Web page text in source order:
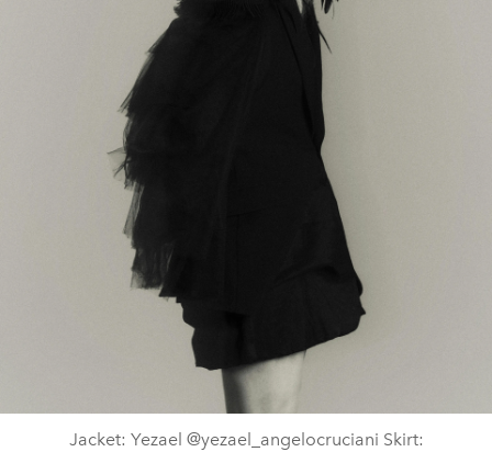
Jacket: Yezael @yezael_angelocruciani Skirt: